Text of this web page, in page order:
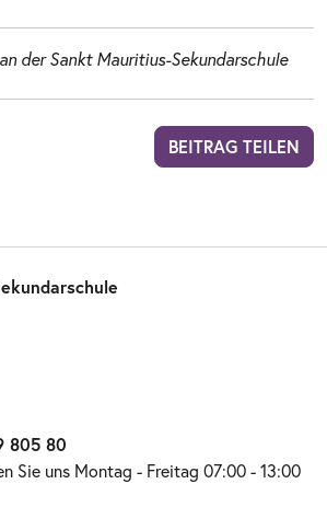
der Sankt Mauritius-Sekundarschule
BEITRAG TEILEN
805 80
Sie uns Montag - Freitag 07:00 - 13:00